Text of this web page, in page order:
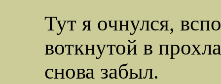
Тут я очнулся,
воткнутой в
снова забыл.